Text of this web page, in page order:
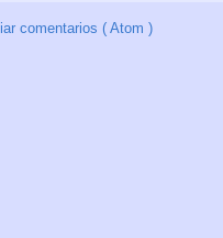
comentarios ( Atom )